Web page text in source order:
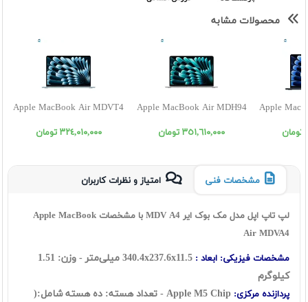
محصولات مشابه
Apple MacBook Air MDVT4
٣٢٤,٠١٠,٠٠٠ تومان
Apple MacBook Air MDH94
٣٥١,٦١٠,٠٠٠ تومان
Apple
مشخصات فنی امتیاز و نظرات کاربران
لپ تاپ اپل مدل مک بوک ایر MDV A4 با مشخصات Apple MacBook
Air MDVA4
مشخصات فیزیکی: ابعاد :
340.4x237.6x11.5 میلی‌متر - وزن: 1.51
کیلوگرم
پردازنده مرکزی:
Apple M5 Chip - تعداد هسته: ده هسته شامل:(